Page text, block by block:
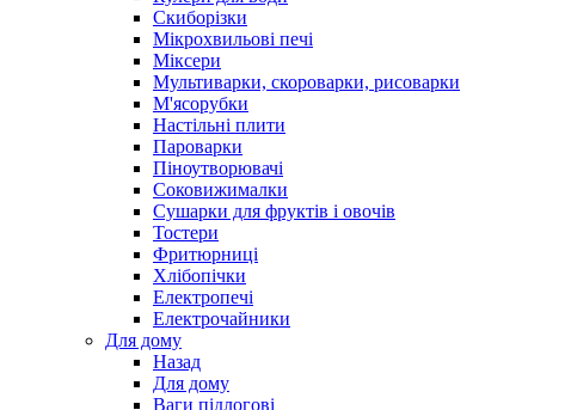
Скиборізки
Мікрохвильові печі
Міксери
Мультиварки, скороварки, рисоварки
М'ясорубки
Настільні плити
Пароварки
Піноутворювачі
Соковижималки
Сушарки для фруктів і овочів
Тостери
Фритюрниці
Хлібопічки
Електропечі
Електрочайники
Для дому
Назад
Для дому
Ваги підлогові